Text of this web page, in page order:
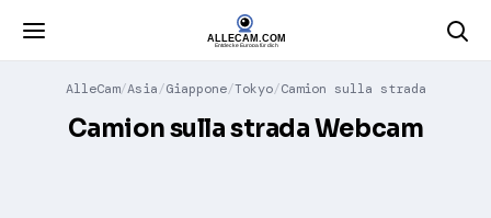
AlleCam Asia Giappone Tokyo Camion sulla strada
Camion sulla strada Webcam